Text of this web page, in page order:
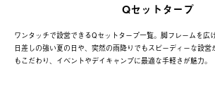
Qセットタープ
ワンタッチで設営できるQセットタープ一覧。脚フレームを広
日差しの強い夏の日や、突然の雨降りでもスピーディーな設営
もこだわり、イベントやデイキャンプに最適な手軽さが魅力。